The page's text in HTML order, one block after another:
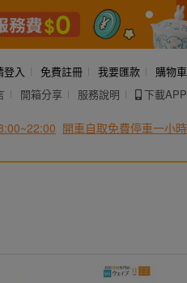
登入 免費註冊 我要匯款
購物車
開箱分享 服務說明 下載APP
開車自取免費停車一小時